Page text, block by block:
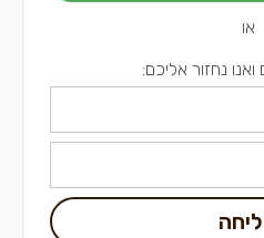
או
נחזור אליכם: